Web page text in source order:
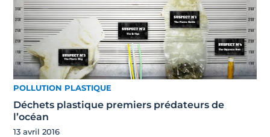
POLLUTION PLASTIQUE
Déchets plastique premiers prédateurs de
l’océan
13 avril 2016